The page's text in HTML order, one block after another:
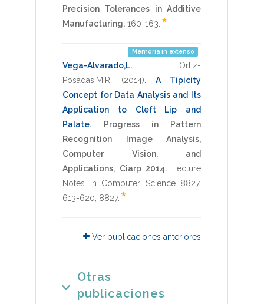
Precision Tolerances in Additive
Manufacturing. 160-163. *
Memoria in extenso
Vega-Alvarado,L., Ortiz-
Posadas,M.R.
(2014). A Tipicity
Concept for Data Analysis and Its
Application to Cleft Lip and
Palate.
Progress in Pattern
Recognition Image Analysis,
Computer Vision, and
Applications, Ciarp 2014.
Lecture
Notes in Computer Science 8827,
613-620, 8827. *
Ver publicaciones anteriores
Otras
publicaciones